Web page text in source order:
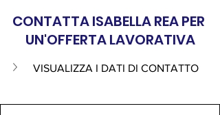
CONTATTA ISABELLA REA PER
UN'OFFERTA LAVORATIVA
VISUALIZZA I DATI DI CONTATTO